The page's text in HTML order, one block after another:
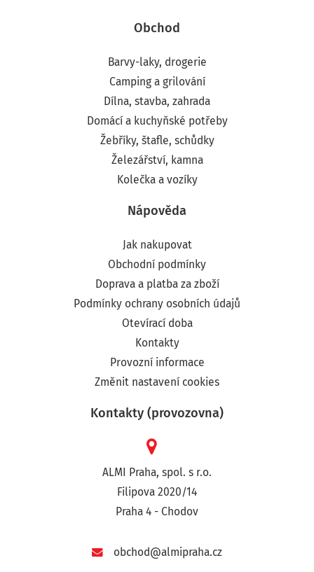
Obchod
Barvy-laky, drogerie
Camping a grilování
Dílna, stavba, zahrada
Domácí a kuchyňské potřeby
Žebříky, štafle, schůdky
Železářství, kamna
Kolečka a vozíky
Nápověda
Jak nakupovat
Obchodní podmínky
Doprava a platba za zboží
Podmínky ochrany osobních údajů
Otevírací doba
Kontakty
Provozní informace
Změnit nastavení cookies
Kontakty (provozovna)
ALMI Praha, spol. s r.o.
Filipova 2020/14
Praha 4 - Chodov
obchod@almipraha.cz